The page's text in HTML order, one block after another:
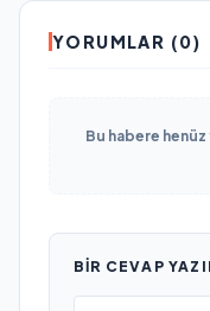
YORUMLAR (0)
Bu habere henüz
BIR CEVAP